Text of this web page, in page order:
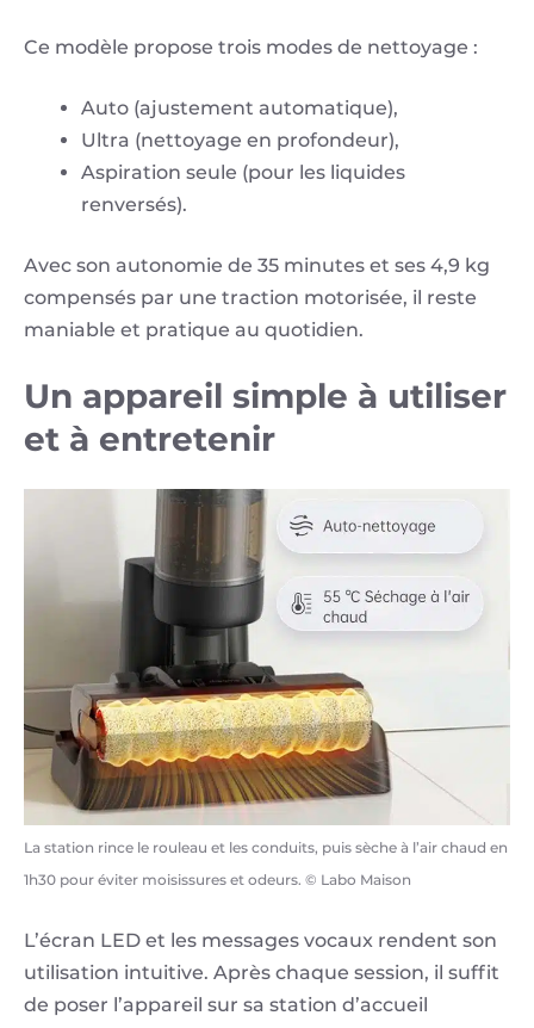
Ce modèle propose trois modes de nettoyage :
Auto (ajustement automatique),
Ultra (nettoyage en profondeur),
Aspiration seule (pour les liquides
renversés).
Avec son autonomie de 35 minutes et ses 4,9 kg
compensés par une traction motorisée, il reste
maniable et pratique au quotidien.
Un appareil simple à utiliser
et à entretenir
La station rince le rouleau et les conduits, puis sèche à l’air chaud en
1h30 pour éviter moisissures et odeurs. © Labo Maison
L’écran LED et les messages vocaux rendent son
utilisation intuitive. Après chaque session, il suffit
de poser l’appareil sur sa station d’accueil